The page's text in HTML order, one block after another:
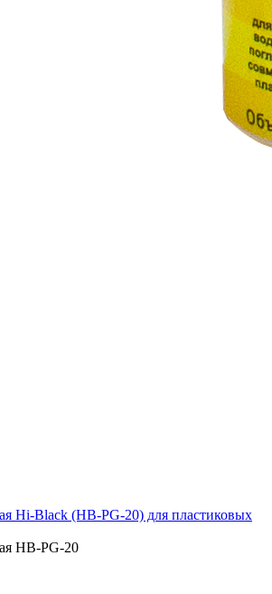
Hi-Black (HB-PG-20) для пластиковых
HB-PG-20